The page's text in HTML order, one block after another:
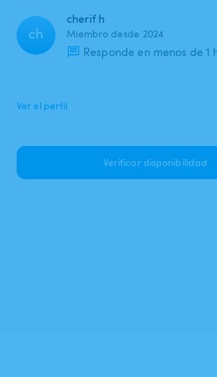
ch
cherif h
Miembro desde 2024
Responde en menos de 1
Ver el perfil
Verificar disponibilidad